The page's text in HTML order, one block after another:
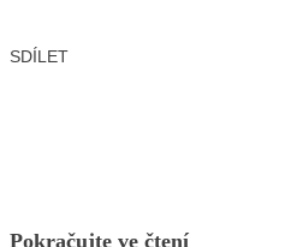
SDÍLET
Pokračujte ve čtení